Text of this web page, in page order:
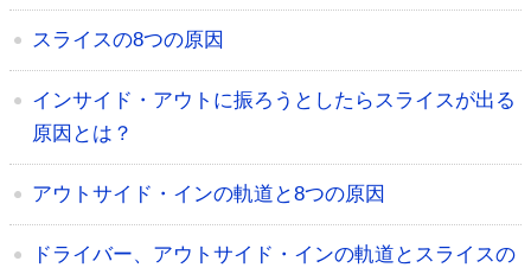
スライスの8つの原因
インサイド・アウトに振ろうとしたらスライスが出る
原因とは？
アウトサイド・インの軌道と8つの原因
ドライバー、アウトサイド・インの軌道とスライスの